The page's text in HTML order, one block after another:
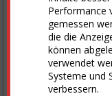
Performance
gemessen
die die
können
verwendet
Systeme und
verbessern.
Termine
In­no­va­ti­ons­forum
Zu­kunfts­forum En­er­gie
Wind­E­n­er­gy Ham­burg